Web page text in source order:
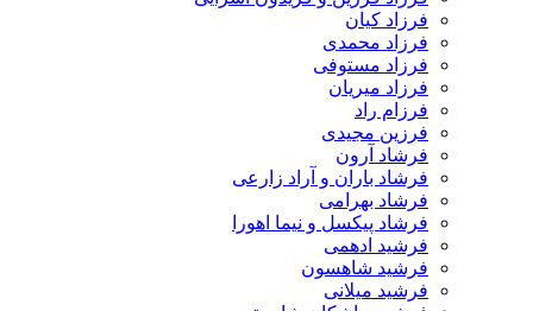
فرزاد کیان
فرزاد محمدی
فرزاد مستوفی
فرزاد میریان
فرزام راد
فرزین مجیدی
فرشاد آرون
فرشاد باران و آراد زارعی
فرشاد بهرامی
فرشاد پیکسل و نیما اهورا
فرشید ادهمی
فرشید شاهسون
فرشید میلانی